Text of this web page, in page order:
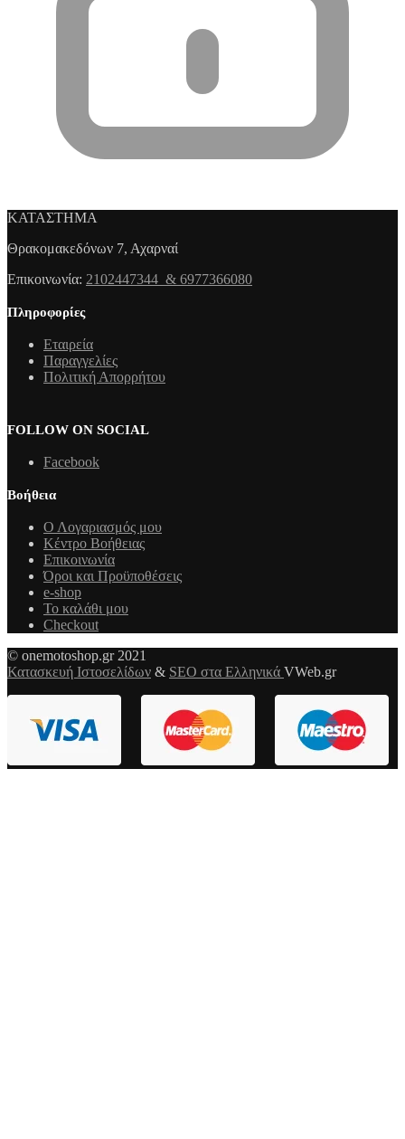
ΚΑΤΑΣΤΗΜΑ
Θρακομακεδόνων 7, Αχαρναί
Επικοινωνία: 2102447344 & 6977366080
Πληροφορίες
Εταιρεία
Παραγγελίες
Πολιτική Απορρήτου
FOLLOW ON SOCIAL
Facebook
Βοήθεια
Ο Λογαριασμός μου
Κέντρο Βοήθειας
Επικοινωνία
Όροι και Προϋποθέσεις
e-shop
Το καλάθι μου
Checkout
© onemotoshop.gr 2021
Κατασκευή Ιστοσελίδων & SEO στα Ελληνικά VWeb.gr